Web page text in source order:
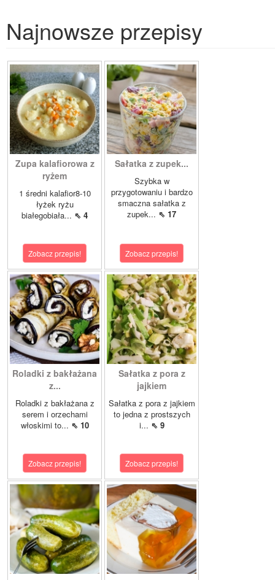
Najnowsze przepisy
Zupa kalafiorowa z
ryżem
1 średni kalafior8-10
łyżek ryżu
białegobiała... ⇖ 4
Zobacz przepis!
Sałatka z zupek...
Szybka w
przygotowaniu i bardzo
smaczna sałatka z
zupek... ⇖ 17
Zobacz przepis!
Roladki z bakłażana
z...
Roladki z bakłażana z
serem i orzechami
włoskimi to... ⇖ 10
Zobacz przepis!
Sałatka z pora z
jajkiem
Sałatka z pora z jajkiem
to jedna z prostszych
i... ⇖ 9
Zobacz przepis!